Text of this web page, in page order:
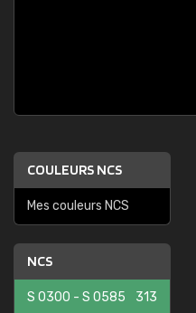
COULEURS NCS
Mes couleurs NCS
NCS
S 0300 - S 0585 313